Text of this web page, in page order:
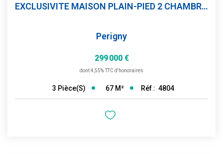
EXCLUSIVITE MAISON PLAIN-PIED 2 CHAMBRES JARDIN
Perigny
299 000 €
dont 4,55% TTC d'honoraires
3 Pièce(s) 67 M² Réf : 4804